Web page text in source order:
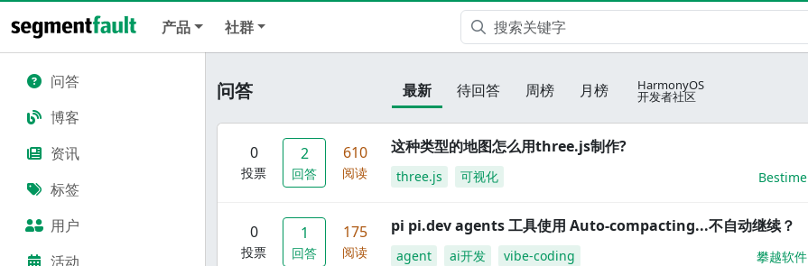
产品 社群
问答
博客
资讯
标签
用户
活动
问答 最新 待回答 周榜 月榜 HarmonyOS
开发者社区
0
投票
2
回答
610
阅读
这种类型的地图怎么用three.js制作?
three.js 可视化 Bestime
0
投票
1
回答
175
阅读
pi pi.dev agents 工具使用 Auto-compacting...不自动继续？
agent ai开发 vibe-coding 攀越软件